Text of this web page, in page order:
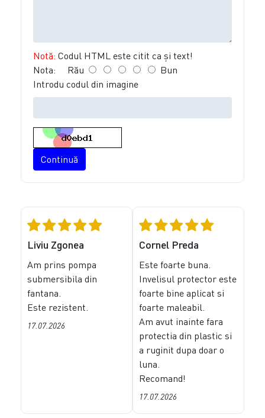
Notă: Codul HTML este citit ca şi text!
Nota: Rău
Bun
Introdu codul din imagine
Continuă
Liviu Zgonea
Am prins pompa
submersibila din
fantana.
Este rezistent.
17.07.2026
Cornel Preda
Este foarte buna.
Invelisul protector este
foarte bine aplicat si
foarte maleabil.
Am avut inainte fara
protectia din plastic si
a ruginit dupa doar o
luna.
Recomand!
17.07.2026